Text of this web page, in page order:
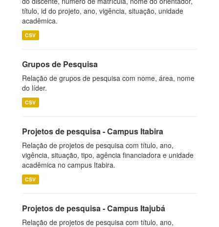
título, id do projeto, ano, vigência, situação, unidade
acadêmica.
CSV
Grupos de Pesquisa
Relação de grupos de pesquisa com nome, área, nome
do líder.
CSV
Projetos de pesquisa - Campus Itabira
Relação de projetos de pesquisa com título, ano,
vigência, situação, tipo, agência financiadora e unidade
acadêmica no campus Itabira.
CSV
Projetos de pesquisa - Campus Itajubá
Relação de projetos de pesquisa com título, ano,